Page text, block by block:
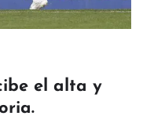
el alta y